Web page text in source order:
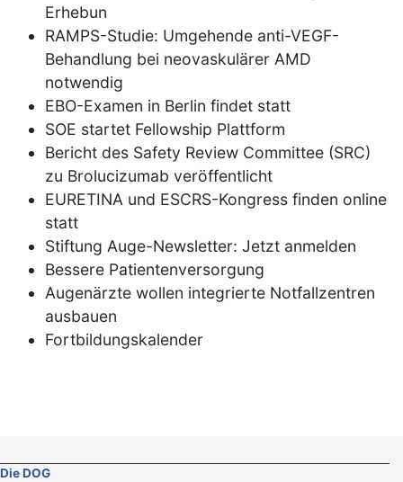
Erhebun
RAMPS-Studie: Umgehende anti-VEGF-
Behandlung bei neovaskulärer AMD
notwendig
EBO-Examen in Berlin findet statt
SOE startet Fellowship Plattform
Bericht des Safety Review Committee (SRC)
zu Brolucizumab veröffentlicht
EURETINA und ESCRS-Kongress finden online
statt
Stiftung Auge-Newsletter: Jetzt anmelden
Bessere Patientenversorgung
Augenärzte wollen integrierte Notfallzentren
ausbauen
Fortbildungskalender
Die DOG